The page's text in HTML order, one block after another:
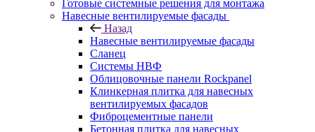
Готовые системные решения для монтажа
Навесные вентилируемые фасады
Назад
Навесные вентилируемые фасады
Сланец
Системы НВФ
Облицовочные панели Rockpanel
Клинкерная плитка для навесных
вентилируемых фасадов
Фиброцементные панели
Бетонная плитка для навесных